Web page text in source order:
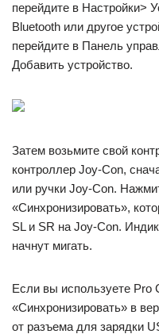
перейдите в Настройки>
Bluetooth или другое
перейдите в Панель
Добавить устройство.
Затем возьмите свой
контроллер Joy-Con,
или ручки Joy-Con.
«Синхронизировать»,
SL и SR на Joy-Con.
начнут мигать.
Если вы используете Pro
«Синхронизировать» в
от разъема для зарядки